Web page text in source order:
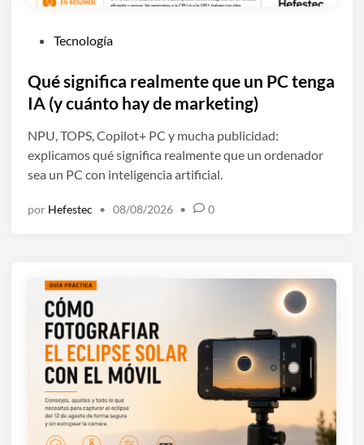
b
l
c
a
d
e
Tecnología
Qué significa realmente que un PC tenga
IA (y cuánto hay de marketing)
NPU, TOPS, Copilot+ PC y mucha publicidad:
explicamos qué significa realmente que un ordenador
sea un PC con inteligencia artificial.
por Hefestec • 08/08/2026 • 0